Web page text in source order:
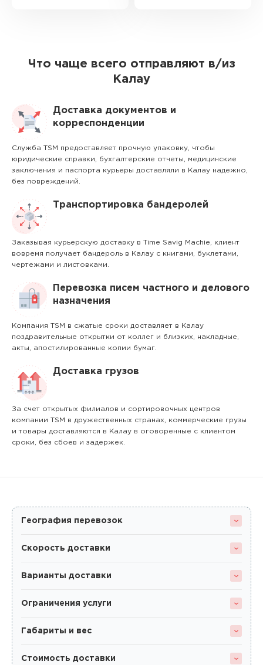
Что чаще всего отправляют в/из
Калау
Доставка документов и
корреспонденции
Служба TSM предоставляет прочную упаковку, чтобы
юридические справки, бухгалтерские отчеты, медицинские
заключения и паспорта курьеры доставляли в Калау надежно,
без повреждений.
Транспортировка бандеролей
Заказывая курьерскую доставку в Time Savig Machie, клиент
вовремя получает бандероль в Калау с книгами, буклетами,
чертежами и листовками.
Перевозка писем частного и делового
назначения
Компания TSM в сжатые сроки доставляет в Калау
поздравительные открытки от коллег и близких, накладные,
акты, апостилированные копии бумаг.
Доставка грузов
За счет открытых филиалов и сортировочных центров
компании TSM в дружественных странах, коммерческие грузы
и товары доставляются в Калау в оговоренные с клиентом
сроки, без сбоев и задержек.
География перевозок
Скорость доставки
Варианты доставки
Ограничения услуги
Габариты и вес
Стоимость доставки